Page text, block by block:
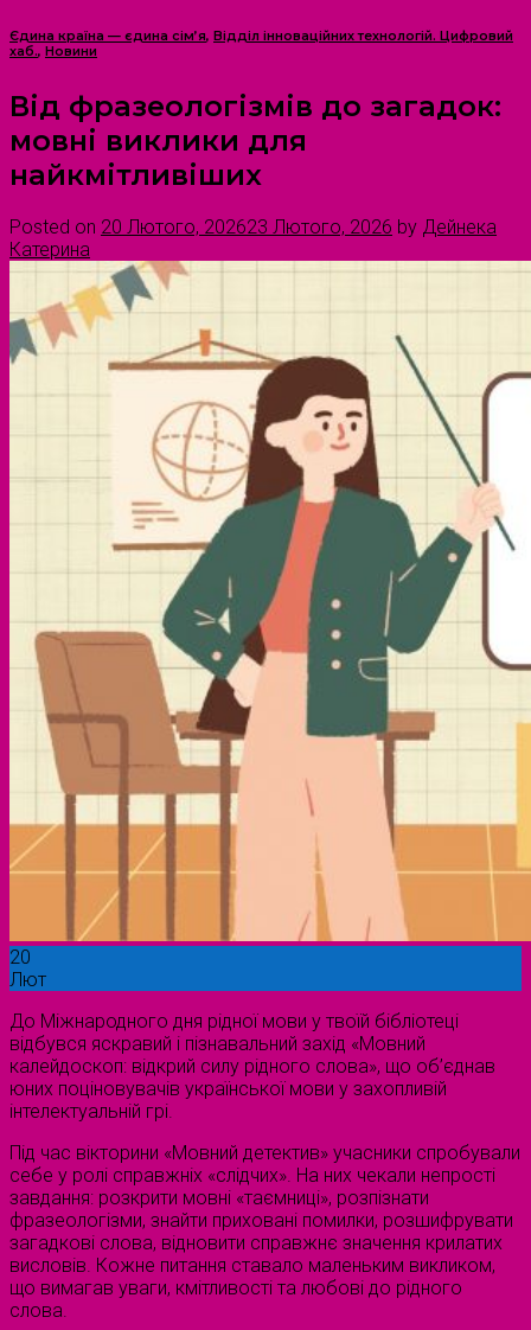
Єдина країна — єдина сім’я, Відділ інноваційних технологій. Цифровий
хаб., Новини
Від фразеологізмів до загадок:
мовні виклики для
найкмітливіших
Posted on 20 Лютого, 202623 Лютого, 2026 by Дейнека
Катерина
20
Лют
До Міжнародного дня рідної мови у твоїй бібліотеці
відбувся яскравий і пізнавальний захід «Мовний
калейдоскоп: відкрий силу рідного слова», що об’єднав
юних поціновувачів української мови у захопливій
інтелектуальній грі.
Під час вікторини «Мовний детектив» учасники спробували
себе у ролі справжніх «слідчих». На них чекали непрості
завдання: розкрити мовні «таємниці», розпізнати
фразеологізми, знайти приховані помилки, розшифрувати
загадкові слова, відновити справжнє значення крилатих
висловів. Кожне питання ставало маленьким викликом,
що вимагав уваги, кмітливості та любові до рідного
слова.